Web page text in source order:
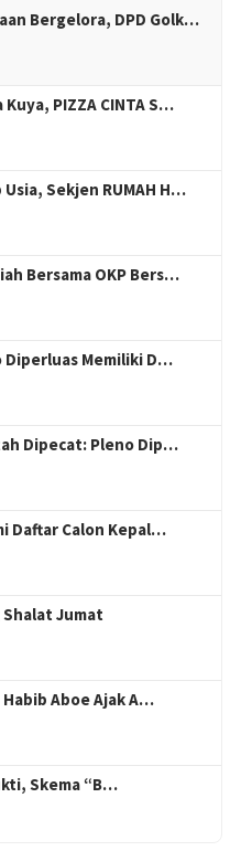
Bergelora, DPD Golk…
PIZZA CINTA S…
Sekjen RUMAH H…
Bersama OKP Bers…
Diperluas Memiliki D…
Dipecat: Pleno Dip…
Daftar Calon Kepal…
Shalat Jumat
Aboe Ajak A…
Skema “B…